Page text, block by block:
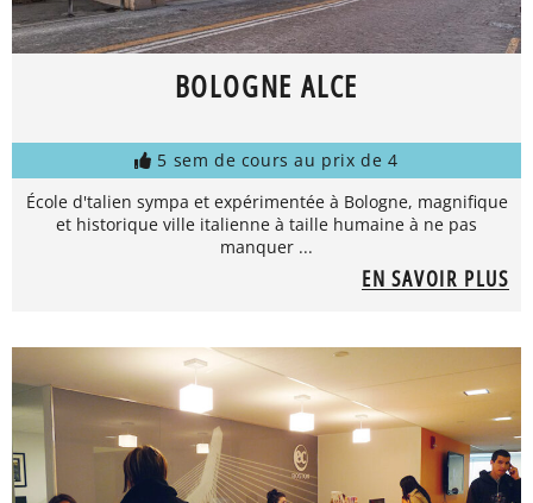
BOLOGNE ALCE
5 sem de cours au prix de 4
École d'talien sympa et expérimentée à Bologne, magnifique
et historique ville italienne à taille humaine à ne pas
manquer ...
EN SAVOIR PLUS